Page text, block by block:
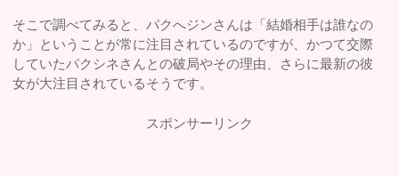
そこで調べてみると、パクへジンさんは「結婚相手は誰なの
か」ということが常に注目されているのですが、かつて交際
していたパクシネさんとの破局やその理由、さらに最新の彼
女が大注目されているそうです。
スポンサーリンク